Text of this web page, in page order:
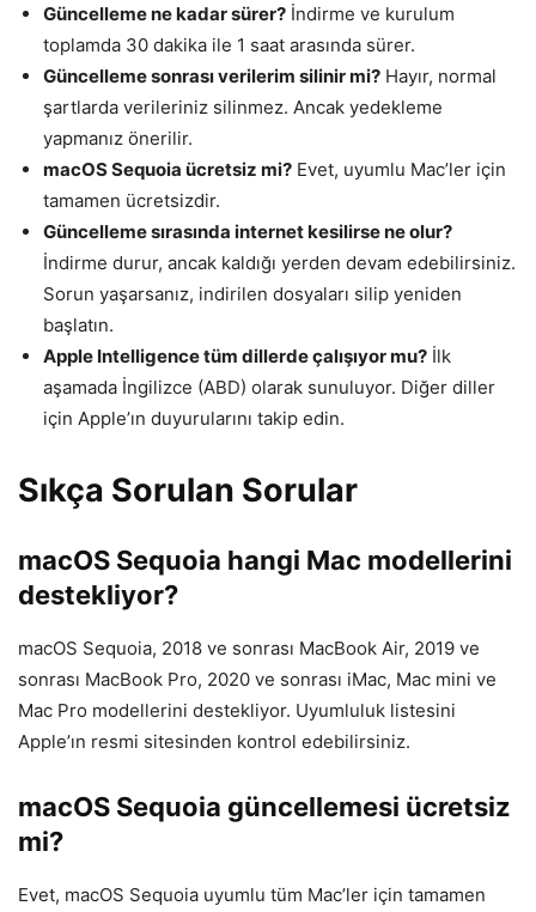
Güncelleme ne kadar sürer? İndirme ve kurulum
toplamda 30 dakika ile 1 saat arasında sürer.
Güncelleme sonrası verilerim silinir mi? Hayır, normal
şartlarda verileriniz silinmez. Ancak yedekleme
yapmanız önerilir.
macOS Sequoia ücretsiz mi? Evet, uyumlu Mac’ler için
tamamen ücretsizdir.
Güncelleme sırasında internet kesilirse ne olur?
İndirme durur, ancak kaldığı yerden devam edebilirsiniz.
Sorun yaşarsanız, indirilen dosyaları silip yeniden
başlatın.
Apple Intelligence tüm dillerde çalışıyor mu? İlk
aşamada İngilizce (ABD) olarak sunuluyor. Diğer diller
için Apple’ın duyurularını takip edin.
Sıkça Sorulan Sorular
macOS Sequoia hangi Mac modellerini
destekliyor?
macOS Sequoia, 2018 ve sonrası MacBook Air, 2019 ve
sonrası MacBook Pro, 2020 ve sonrası iMac, Mac mini ve
Mac Pro modellerini destekliyor. Uyumluluk listesini
Apple’ın resmi sitesinden kontrol edebilirsiniz.
macOS Sequoia güncellemesi ücretsiz
mi?
Evet, macOS Sequoia uyumlu tüm Mac’ler için tamamen